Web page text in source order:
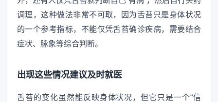
调理，这种做法非常不可取，因为舌苔只是身体状况
的一个参考指标，不能仅凭舌苔确诊疾病，需要结合
症状、脉象等综合判断。
出现这些情况建议及时就医
舌苔的变化虽然能反映身体状况，但它只是一个“信